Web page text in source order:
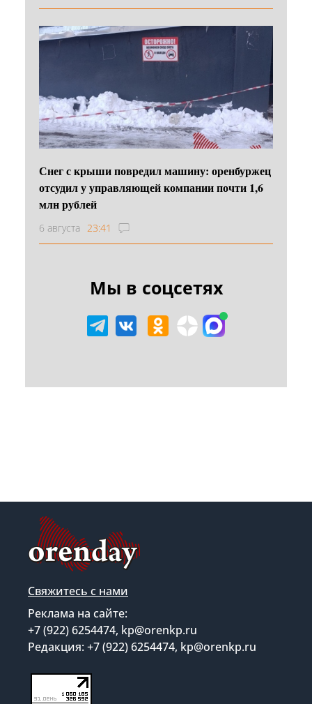
Снег с крыши повредил машину: оренбуржец
отсудил у управляющей компании почти 1,6
млн рублей
6 августа 23:41
Мы в соцсетях
Свяжитесь с нами
Реклама на сайте:
+7 (922) 6254474, kp@orenkp.ru
Редакция: +7 (922) 6254474, kp@orenkp.ru